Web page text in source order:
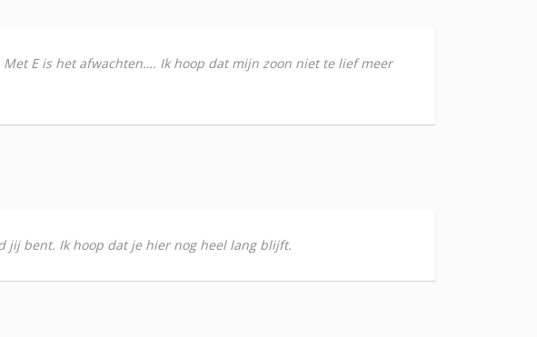
E is het afwachten…. Ik hoop dat mijn zoon niet te lief meer
jij bent. Ik hoop dat je hier nog heel lang blijft.